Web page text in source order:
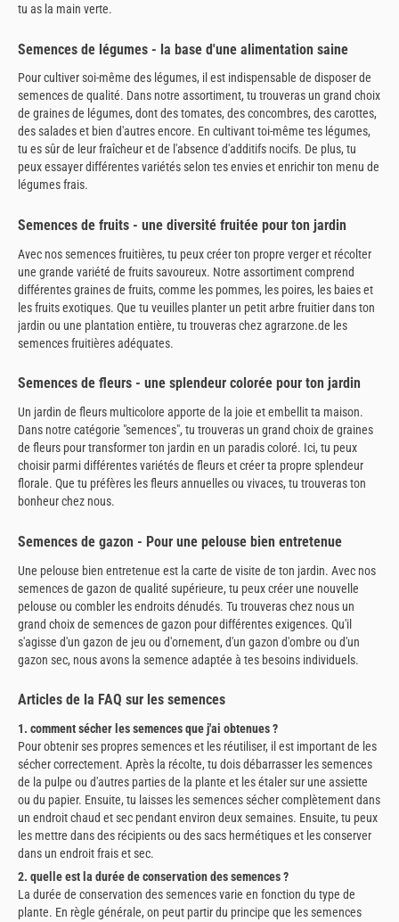
tu as la main verte.
Semences de légumes - la base d'une alimentation saine
Pour cultiver soi-même des légumes, il est indispensable de disposer de
semences de qualité. Dans notre assortiment, tu trouveras un grand choix
de graines de légumes, dont des tomates, des concombres, des carottes,
des salades et bien d'autres encore. En cultivant toi-même tes légumes,
tu es sûr de leur fraîcheur et de l'absence d'additifs nocifs. De plus, tu
peux essayer différentes variétés selon tes envies et enrichir ton menu de
légumes frais.
Semences de fruits - une diversité fruitée pour ton jardin
Avec nos semences fruitières, tu peux créer ton propre verger et récolter
une grande variété de fruits savoureux. Notre assortiment comprend
différentes graines de fruits, comme les pommes, les poires, les baies et
les fruits exotiques. Que tu veuilles planter un petit arbre fruitier dans ton
jardin ou une plantation entière, tu trouveras chez agrarzone.de les
semences fruitières adéquates.
Semences de fleurs - une splendeur colorée pour ton jardin
Un jardin de fleurs multicolore apporte de la joie et embellit ta maison.
Dans notre catégorie "semences", tu trouveras un grand choix de graines
de fleurs pour transformer ton jardin en un paradis coloré. Ici, tu peux
choisir parmi différentes variétés de fleurs et créer ta propre splendeur
florale. Que tu préfères les fleurs annuelles ou vivaces, tu trouveras ton
bonheur chez nous.
Semences de gazon - Pour une pelouse bien entretenue
Une pelouse bien entretenue est la carte de visite de ton jardin. Avec nos
semences de gazon de qualité supérieure, tu peux créer une nouvelle
pelouse ou combler les endroits dénudés. Tu trouveras chez nous un
grand choix de semences de gazon pour différentes exigences. Qu'il
s'agisse d'un gazon de jeu ou d'ornement, d'un gazon d'ombre ou d'un
gazon sec, nous avons la semence adaptée à tes besoins individuels.
Articles de la FAQ sur les semences
1. comment sécher les semences que j'ai obtenues ?
Pour obtenir ses propres semences et les réutiliser, il est important de les
sécher correctement. Après la récolte, tu dois débarrasser les semences
de la pulpe ou d'autres parties de la plante et les étaler sur une assiette
ou du papier. Ensuite, tu laisses les semences sécher complètement dans
un endroit chaud et sec pendant environ deux semaines. Ensuite, tu peux
les mettre dans des récipients ou des sacs hermétiques et les conserver
dans un endroit frais et sec.
2. quelle est la durée de conservation des semences ?
La durée de conservation des semences varie en fonction du type de
plante. En règle générale, on peut partir du principe que les semences